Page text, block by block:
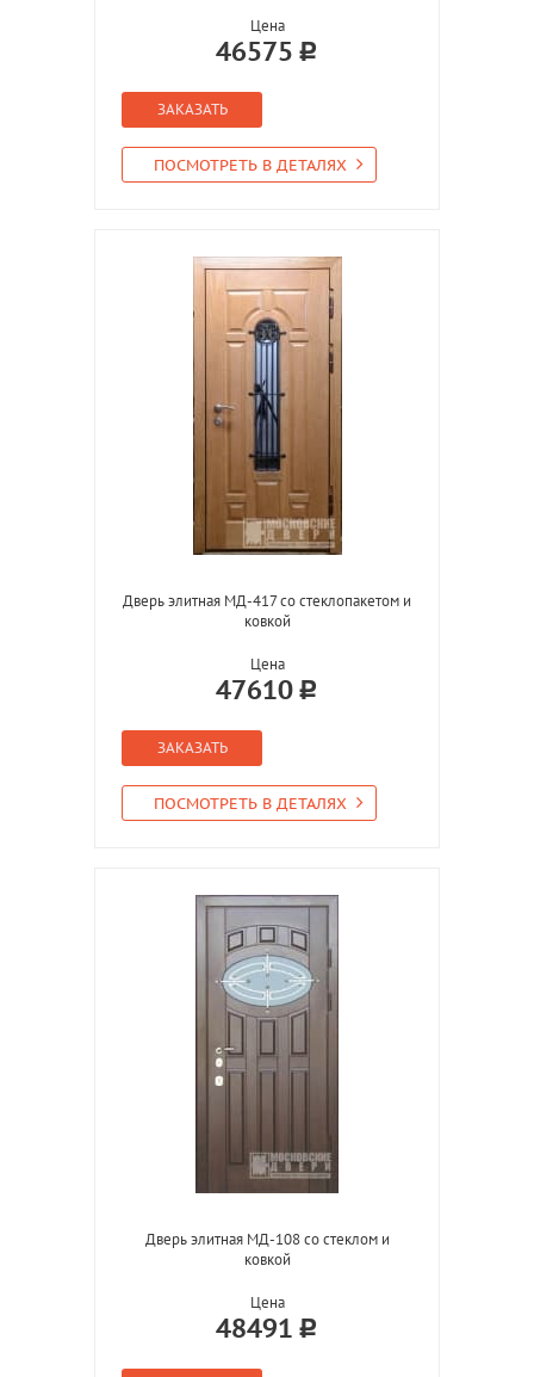
Цена
46575
ЗАКАЗАТЬ
ПОСМОТРЕТЬ В ДЕТАЛЯХ
Дверь элитная МД-417 со стеклопакетом и
ковкой
Цена
47610
ЗАКАЗАТЬ
ПОСМОТРЕТЬ В ДЕТАЛЯХ
Дверь элитная МД-108 со стеклом и
ковкой
Цена
48491